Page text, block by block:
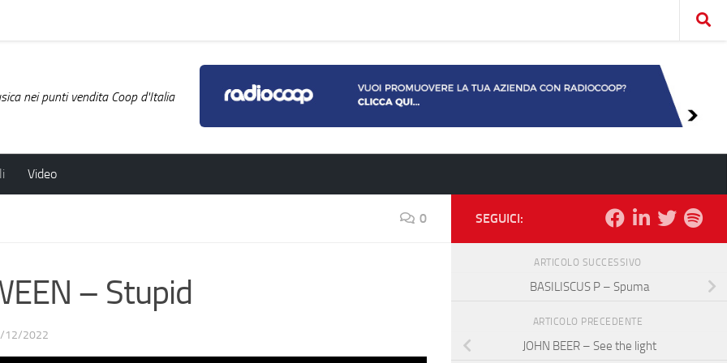
nei punti vendita Coop d'Italia
Video
0
– Stupid
12/2022
SEGUICI:
ARTICOLO SUCCESSIVO
BASILISCUS P – Spuma
ARTICOLO PRECEDENTE
JOHN BEER – See the light